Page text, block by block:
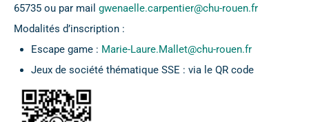
65735 ou par mail gwenaelle.carpentier@chu-rouen.fr
Modalités d’inscription :
Escape game : Marie-Laure.Mallet@chu-rouen.fr
Jeux de société thématique SSE : via le QR code